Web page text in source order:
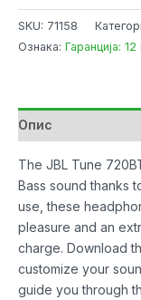
SKU: 71158
Ознака: Гаранција:
Опис
The JBL Tune
Bass sound thanks
use, these
pleasure and an
charge. Download
customize your
guide you through